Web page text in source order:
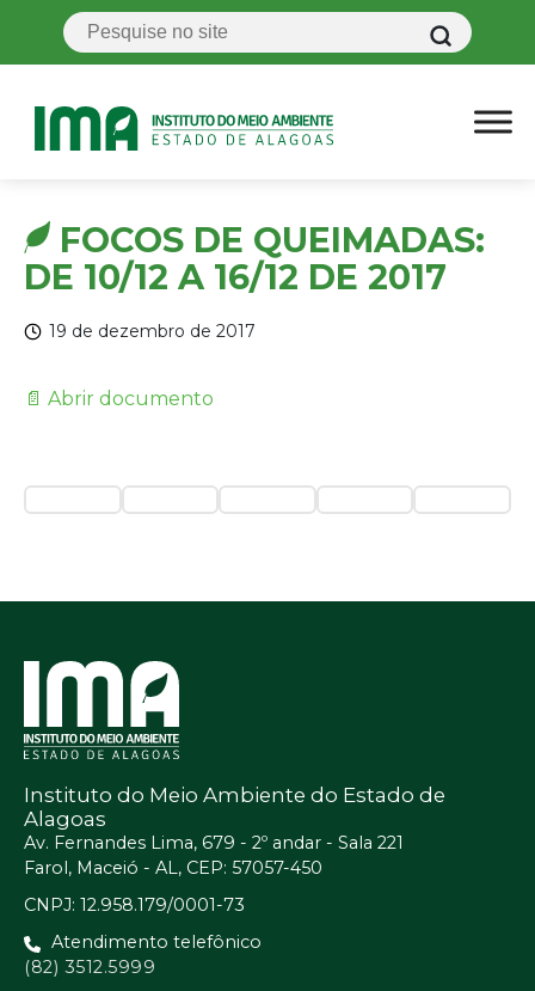
FOCOS DE QUEIMADAS:
DE 10/12 A 16/12 DE 2017
19 de dezembro de 2017
📄 Abrir documento
Instituto do Meio Ambiente do Estado de
Alagoas
Av. Fernandes Lima, 679 - 2º andar - Sala 221
Farol, Maceió - AL, CEP: 57057-450
CNPJ: 12.958.179/0001-73
Atendimento telefônico
(82) 3512.5999